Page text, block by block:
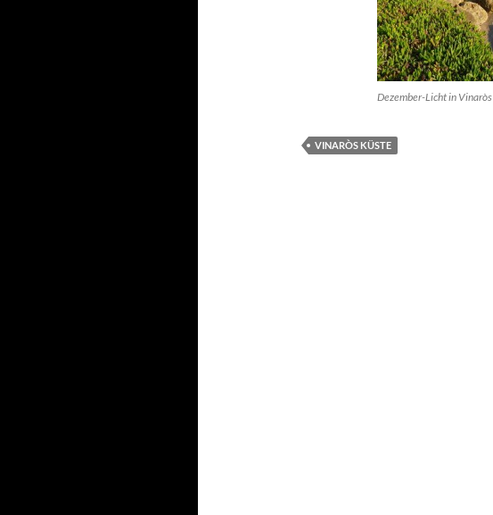
Dezember-Licht in Vinaròs
VINARÒS KÜSTE